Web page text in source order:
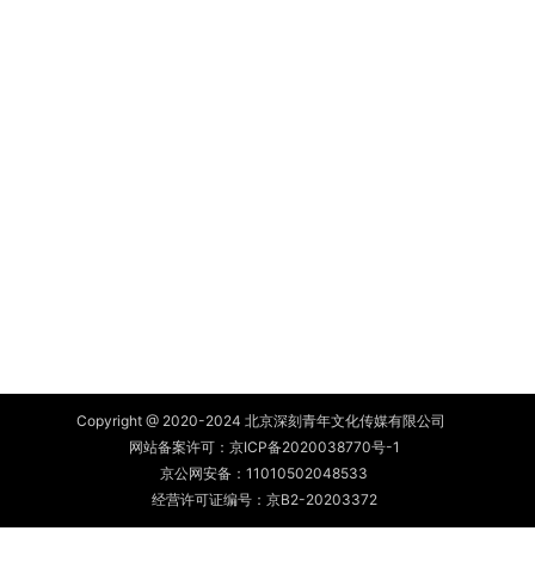
Copyright @ 2020-2024 北京深刻青年文化传媒有限公司
网站备案许可： 京ICP备2020038770号-1
京公网安备： 11010502048533
经营许可证编号：京B2-20203372